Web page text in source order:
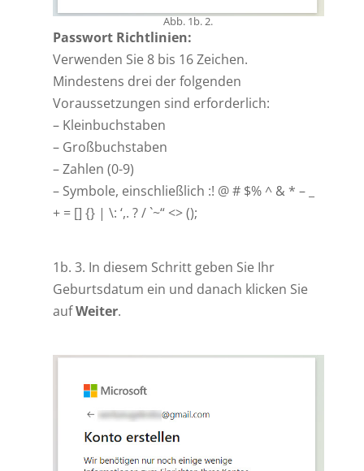
Abb. 1b. 2.
Passwort Richtlinien:
Verwenden Sie 8 bis 16 Zeichen.
Mindestens drei der folgenden
Voraussetzungen sind erforderlich:
– Kleinbuchstaben
– Großbuchstaben
– Zahlen (0-9)
– Symbole, einschließlich :! @ # $% ^ & * – _
+ = [] {} | \: ‘,. ? / `~“ <> ();
1b. 3. In diesem Schritt geben Sie Ihr
Geburtsdatum ein und danach klicken Sie
aufWeiter.